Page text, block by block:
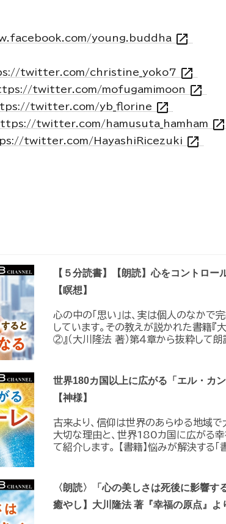
young.buddha open_in_new
twitter.com/christine_yoko7 open_in_new
twitter.com/mofugamimoon open_in_new
twitter.com/yb_florine open_in_new
twitter.com/hamusuta_hamham open_in_new
twitter.com/HayashiRicezuki open_in_new
【５分読書】【朗読】心をコントロー
【瞑想】
心の中の「思い」は、実は個人のなかで
しています。その教えが説かれた書籍
②』（大川隆法 著）第４章から抜粋して朗
世界180カ国以上に広がる「エル・カ
【神様】
古来より、信仰は世界のあらゆる地域
大切な理由と、世界180カ国に広がる幸
て紹介します。 【書籍】悩みが解決する「
〈朗読〉「心の美しさは死後に影響
癒やし】大川隆法 著『幸福の原点』よ